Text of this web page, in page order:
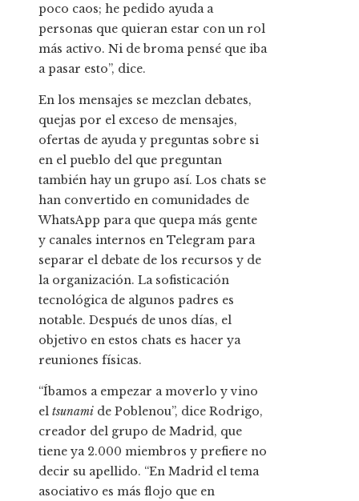
poco caos; he pedido ayuda a
personas que quieran estar con un rol
más activo. Ni de broma pensé que iba
a pasar esto”, dice.
En los mensajes se mezclan debates,
quejas por el exceso de mensajes,
ofertas de ayuda y preguntas sobre si
en el pueblo del que preguntan
también hay un grupo así. Los chats se
han convertido en comunidades de
WhatsApp para que quepa más gente
y canales internos en Telegram para
separar el debate de los recursos y de
la organización. La sofisticación
tecnológica de algunos padres es
notable. Después de unos días, el
objetivo en estos chats es hacer ya
reuniones físicas.
“Íbamos a empezar a moverlo y vino
el tsunami de Poblenou”, dice Rodrigo,
creador del grupo de Madrid, que
tiene ya 2.000 miembros y prefiere no
decir su apellido. “En Madrid el tema
asociativo es más flojo que en